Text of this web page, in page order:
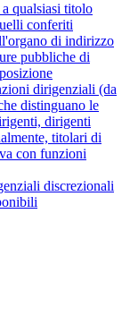
qualsiasi titolo
conferiti
di indirizzo
pubbliche di
dirigenziali (da
distinguano le
dirigenti
titolari di
con funzioni
discrezionali